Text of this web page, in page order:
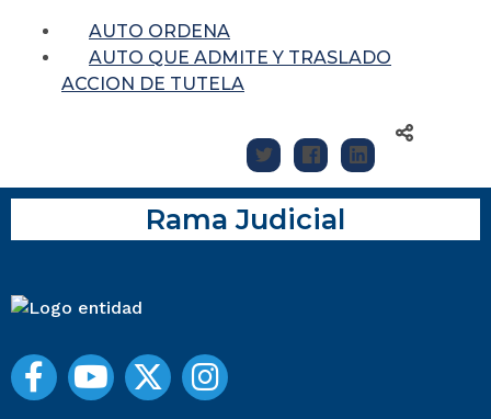
AUTO ORDENA
AUTO QUE ADMITE Y TRASLADO
ACCION DE TUTELA
Rama Judicial